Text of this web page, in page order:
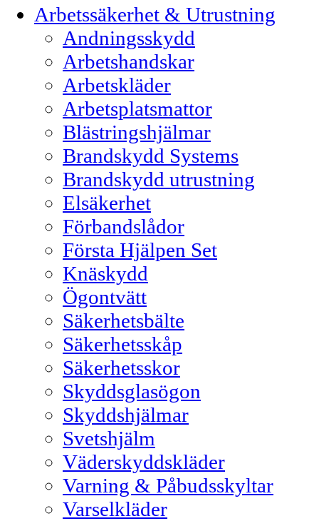
Arbetssäkerhet & Utrustning
Andningsskydd
Arbetshandskar
Arbetskläder
Arbetsplatsmattor
Blästringshjälmar
Brandskydd Systems
Brandskydd utrustning
Elsäkerhet
Förbandslådor
Första Hjälpen Set
Knäskydd
Ögontvätt
Säkerhetsbälte
Säkerhetsskåp
Säkerhetsskor
Skyddsglasögon
Skyddshjälmar
Svetshjälm
Väderskyddskläder
Varning & Påbudsskyltar
Varselkläder